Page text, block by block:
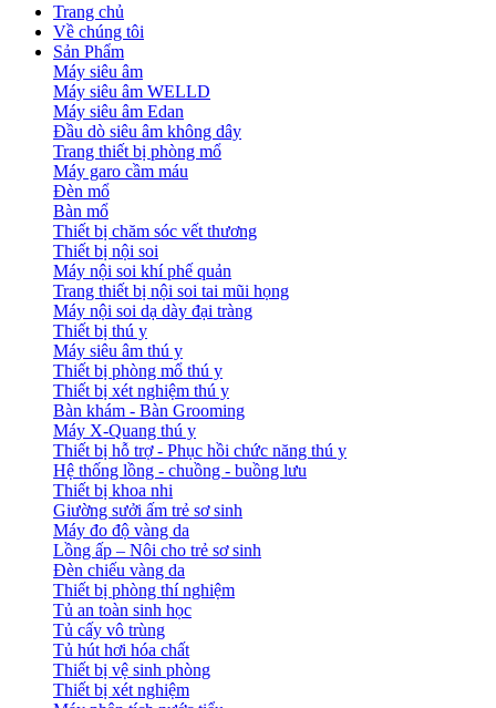
Trang chủ
Về chúng tôi
Sản Phẩm
Máy siêu âm
Máy siêu âm WELLD
Máy siêu âm Edan
Đầu dò siêu âm không dây
Trang thiết bị phòng mổ
Máy garo cầm máu
Đèn mổ
Bàn mổ
Thiết bị chăm sóc vết thương
Thiết bị nội soi
Máy nội soi khí phế quản
Trang thiết bị nội soi tai mũi họng
Máy nội soi dạ dày đại tràng
Thiết bị thú y
Máy siêu âm thú y
Thiết bị phòng mổ thú y
Thiết bị xét nghiệm thú y
Bàn khám - Bàn Grooming
Máy X-Quang thú y
Thiết bị hỗ trợ - Phục hồi chức năng thú y
Hệ thống lồng - chuồng - buồng lưu
Thiết bị khoa nhi
Giường sưởi ấm trẻ sơ sinh
Máy đo độ vàng da
Lồng ấp – Nôi cho trẻ sơ sinh
Đèn chiếu vàng da
Thiết bị phòng thí nghiệm
Tủ an toàn sinh học
Tủ cấy vô trùng
Tủ hút hơi hóa chất
Thiết bị vệ sinh phòng
Thiết bị xét nghiệm